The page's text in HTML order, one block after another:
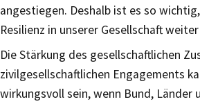
angestiegen. Deshalb ist es so
Resilienz in unserer Gesellschaft
Die Stärkung des gesellschaftlichen
zivilgesellschaftlichen Engagements
wirkungsvoll sein, wenn Bund, Länder